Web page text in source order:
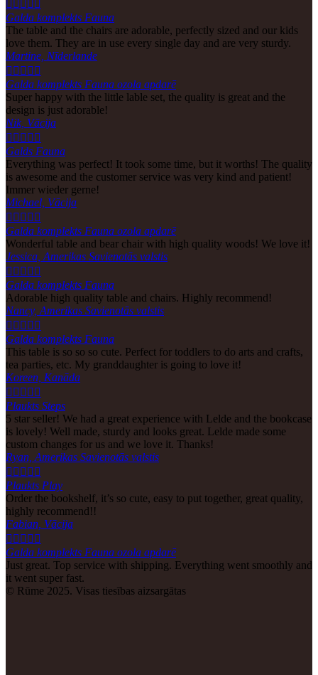
    
Galda komplekts Fauna
The table and the chairs are adorable, perfectly sized and our kids
love them. They are in use every single day and are very sturdy.
Martine, Nīderlande
    
Galda komplekts Fauna ozola apdarē
Super happy with the little lable set, the quality is great and the
design is just adorable!
Nik, Vācija
    
Galds Fauna
Everything was perfect! It took some time, but it worths! The quality
is awesome and the customer service was very kind and patient!
Immer wieder gerne!
Michael, Vācija
    
Galda komplekts Fauna ozola apdarē
Wonderful table and bear chair with high quality woods! We love it!
Jessica, Amerikas Savienotās valstis
    
Galda komplekts Fauna
Adorable high quality table and chairs. Highly recommend!
Nancy, Amerikas Savienotās valstis
    
Galda komplekts Fauna
This table is so so so cute. Perfect for toddlers to do arts and crafts,
tea parties, etc. My granddaughter is going to love it!
Koreen, Kanāda
    
Plaukts Steps
5 star seller! We had a great experience with Lelde and the bookcase
is lovely! Well made, sturdy and looks great. Lelde made some
custom changes for us and we love it. Thanks!
Ryan, Amerikas Savienotās valstis
    
Plaukts Play
Order the bookshelf, it’s so cute, easy to put together, great quality,
highly recommend!!
Fabian, Vācija
    
Galda komplekts Fauna ozola apdarē
Just great. Top service with shipping. Everything went smoothly and
it went super fast.
© Rūme 2025. Visas tiesības aizsargātas